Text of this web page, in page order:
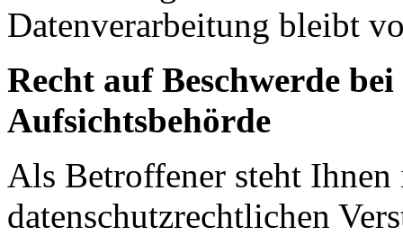
Datenverarbeitung bleibt
Recht auf Beschwerde
Aufsichtsbehörde
Als Betroffener steht Ihnen
datenschutzrechtlichen